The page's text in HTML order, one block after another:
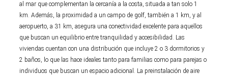
al mar que complementan la cercanía a la costa, situada a tan solo 1
km. Además, la proximidad a un campo de golf, también a 1 km, y al
aeropuerto, a 31 km, asegura una conectividad excelente para aquellos
que buscan un equilibrio entre tranquilidad y accesibilidad. Las
viviendas cuentan con una distribución que incluye 2 o 3 dormitorios y
2 baños, lo que las hace ideales tanto para familias como para parejas o
individuos que buscan un espacio adicional. La preinstalación de aire